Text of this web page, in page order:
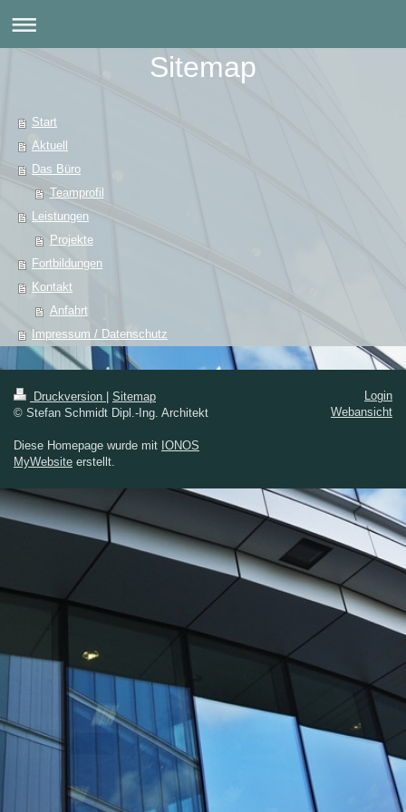
Sitemap
Start
Aktuell
Das Büro
Teamprofil
Leistungen
Projekte
Fortbildungen
Kontakt
Anfahrt
Impressum / Datenschutz
Druckversion
Sitemap
© Stefan Schmidt Dipl.-Ing. Architekt
Diese Homepage wurde mit IONOS
MyWebsite erstellt.
Login
Webansicht